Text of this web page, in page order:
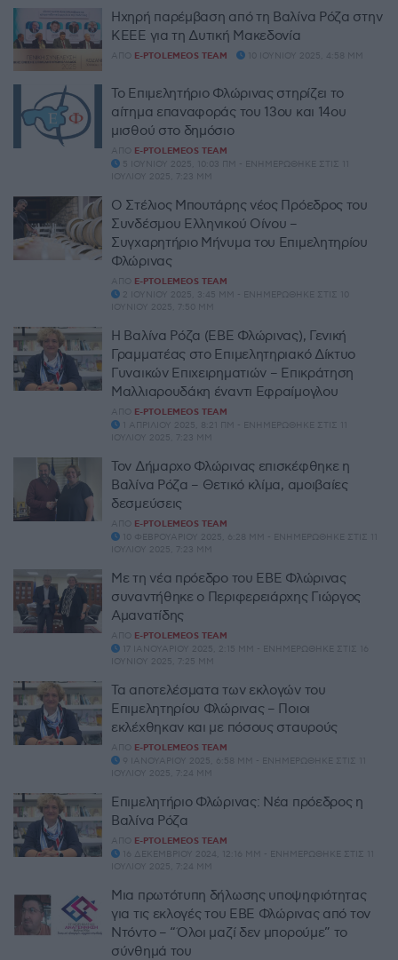
Ηχηρή παρέμβαση από τη Βαλίνα Ρόζα στην
ΚΕΕΕ για τη Δυτική Μακεδονία
ΑΠΌ E-PTOLEMEOS TEAM 10 ΙΟΥΝΊΟΥ 2025, 4:58 ΜΜ
Το Επιμελητήριο Φλώρινας στηρίζει το
αίτημα επαναφοράς του 13ου και 14ου
μισθού στο δημόσιο
ΑΠΌ E-PTOLEMEOS TEAM
5 ΙΟΥΝΊΟΥ 2025, 10:03 ΠΜ - ΕΝΗΜΕΡΏΘΗΚΕ ΣΤΙΣ 11
ΙΟΥΛΊΟΥ 2025, 7:23 ΜΜ
Ο Στέλιος Μπουτάρης νέος Πρόεδρος του
Συνδέσμου Ελληνικού Οίνου –
Συγχαρητήριο Μήνυμα του Επιμελητηρίου
Φλώρινας
ΑΠΌ E-PTOLEMEOS TEAM
2 ΙΟΥΝΊΟΥ 2025, 3:45 ΜΜ - ΕΝΗΜΕΡΏΘΗΚΕ ΣΤΙΣ 10
ΙΟΥΝΊΟΥ 2025, 7:50 ΜΜ
Η Βαλίνα Ρόζα (ΕΒΕ Φλώρινας), Γενική
Γραμματέας στο Επιμελητηριακό Δίκτυο
Γυναικών Επιχειρηματιών – Επικράτηση
Μαλλιαρουδάκη έναντι Εφραίμογλου
ΑΠΌ E-PTOLEMEOS TEAM
1 ΑΠΡΙΛΊΟΥ 2025, 8:21 ΠΜ - ΕΝΗΜΕΡΏΘΗΚΕ ΣΤΙΣ 11
ΙΟΥΛΊΟΥ 2025, 7:23 ΜΜ
Τον Δήμαρχο Φλώρινας επισκέφθηκε η
Βαλίνα Ρόζα – Θετικό κλίμα, αμοιβαίες
δεσμεύσεις
ΑΠΌ E-PTOLEMEOS TEAM
10 ΦΕΒΡΟΥΑΡΊΟΥ 2025, 6:28 ΜΜ - ΕΝΗΜΕΡΏΘΗΚΕ ΣΤΙΣ 11
ΙΟΥΛΊΟΥ 2025, 7:23 ΜΜ
Με τη νέα πρόεδρο του ΕΒΕ Φλώρινας
συναντήθηκε ο Περιφερειάρχης Γιώργος
Αμανατίδης
ΑΠΌ E-PTOLEMEOS TEAM
17 ΙΑΝΟΥΑΡΊΟΥ 2025, 2:15 ΜΜ - ΕΝΗΜΕΡΏΘΗΚΕ ΣΤΙΣ 16
ΙΟΥΝΊΟΥ 2025, 7:25 ΜΜ
Τα αποτελέσματα των εκλογών του
Επιμελητηρίου Φλώρινας – Ποιοι
εκλέχθηκαν και με πόσους σταυρούς
ΑΠΌ E-PTOLEMEOS TEAM
9 ΙΑΝΟΥΑΡΊΟΥ 2025, 6:58 ΜΜ - ΕΝΗΜΕΡΏΘΗΚΕ ΣΤΙΣ 11
ΙΟΥΛΊΟΥ 2025, 7:24 ΜΜ
Επιμελητήριο Φλώρινας: Νέα πρόεδρος η
Βαλίνα Ρόζα
ΑΠΌ E-PTOLEMEOS TEAM
16 ΔΕΚΕΜΒΡΊΟΥ 2024, 12:16 ΜΜ - ΕΝΗΜΕΡΏΘΗΚΕ ΣΤΙΣ 11
ΙΟΥΛΊΟΥ 2025, 7:24 ΜΜ
Μια πρωτότυπη δήλωσης υποψηφιότητας
για τις εκλογές του ΕΒΕ Φλώρινας από τον
Ντόντο – “Όλοι μαζί δεν μπορούμε” το
σύνθημά του